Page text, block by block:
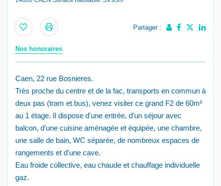
Partager :
Nos honoraires
Caen, 22 rue Bosnieres.
Très proche du centre et de la fac, transports en commun à
deux pas (tram et bus), venez visiter ce grand F2 de 60m²
au 1 étage. Il dispose d'une entrée, d'un séjour avec
balcon, d'une cuisine aménagée et équipée, une chambre,
une salle de bain, WC séparée, de nombreux espaces de
rangements et d'une cave.
Eau froide collective, eau chaude et chauffage individuelle
gaz.